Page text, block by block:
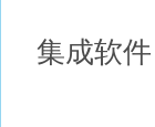
集成软件